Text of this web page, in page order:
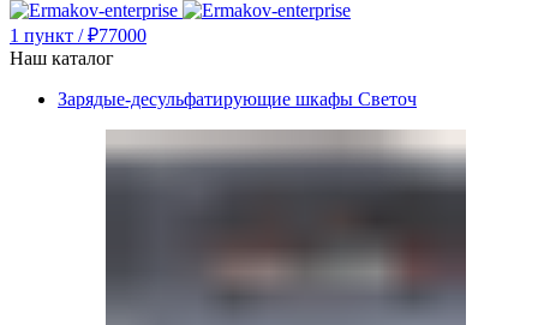
1 пункт / ₽77000
Наш каталог
Зарядые-десульфатирующие шкафы Светоч